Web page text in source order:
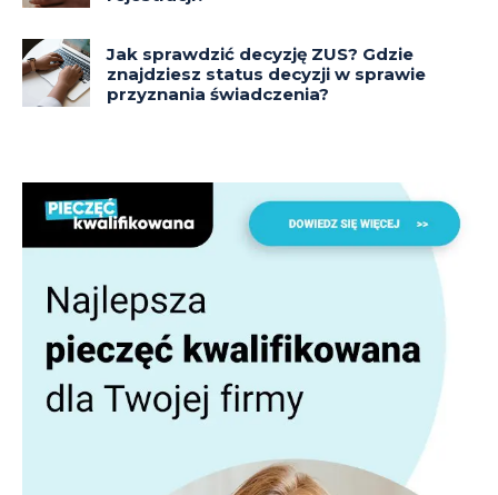
Jak sprawdzić decyzję ZUS? Gdzie
znajdziesz status decyzji w sprawie
przyznania świadczenia?